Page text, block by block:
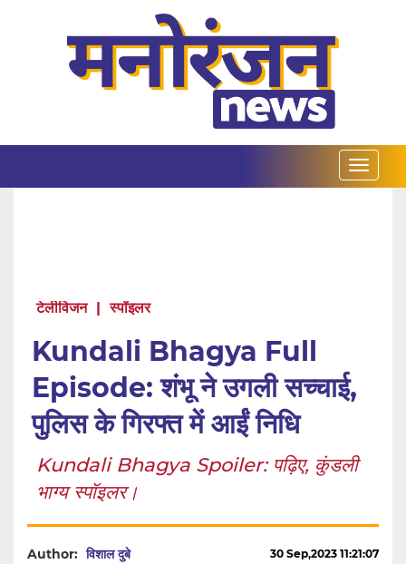
टेलीविजन | स्पॉइलर
Kundali Bhagya Full
Episode: शंभू ने उगली सच्चाई,
पुलिस के गिरफ्त में आईं निधि
Kundali Bhagya Spoiler: पढ़िए, कुंडली
भाग्य स्पॉइलर।
Author: विशाल दुबे 30 Sep,2023 11:21:07